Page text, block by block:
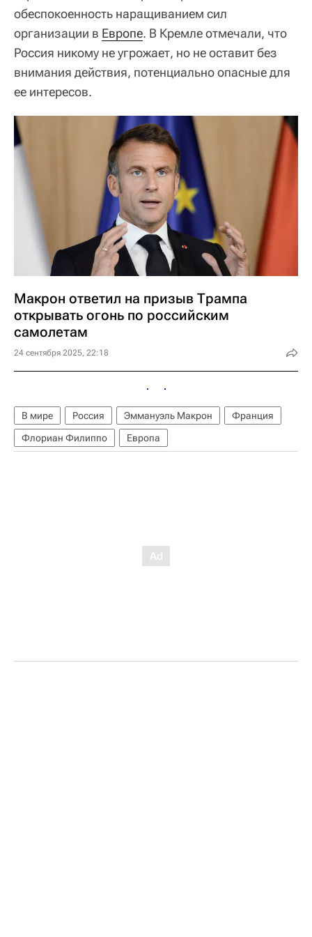
обеспокоенность наращиванием сил
организации в Европе. В Кремле отмечали, что
Россия никому не угрожает, но не оставит без
внимания действия, потенциально опасные для
ее интересов.
Макрон ответил на призыв Трампа
открывать огонь по российским
самолетам
24 сентября 2025, 22:18
В мире Россия Эммануэль Макрон
Франция
Флориан Филиппо
Европа